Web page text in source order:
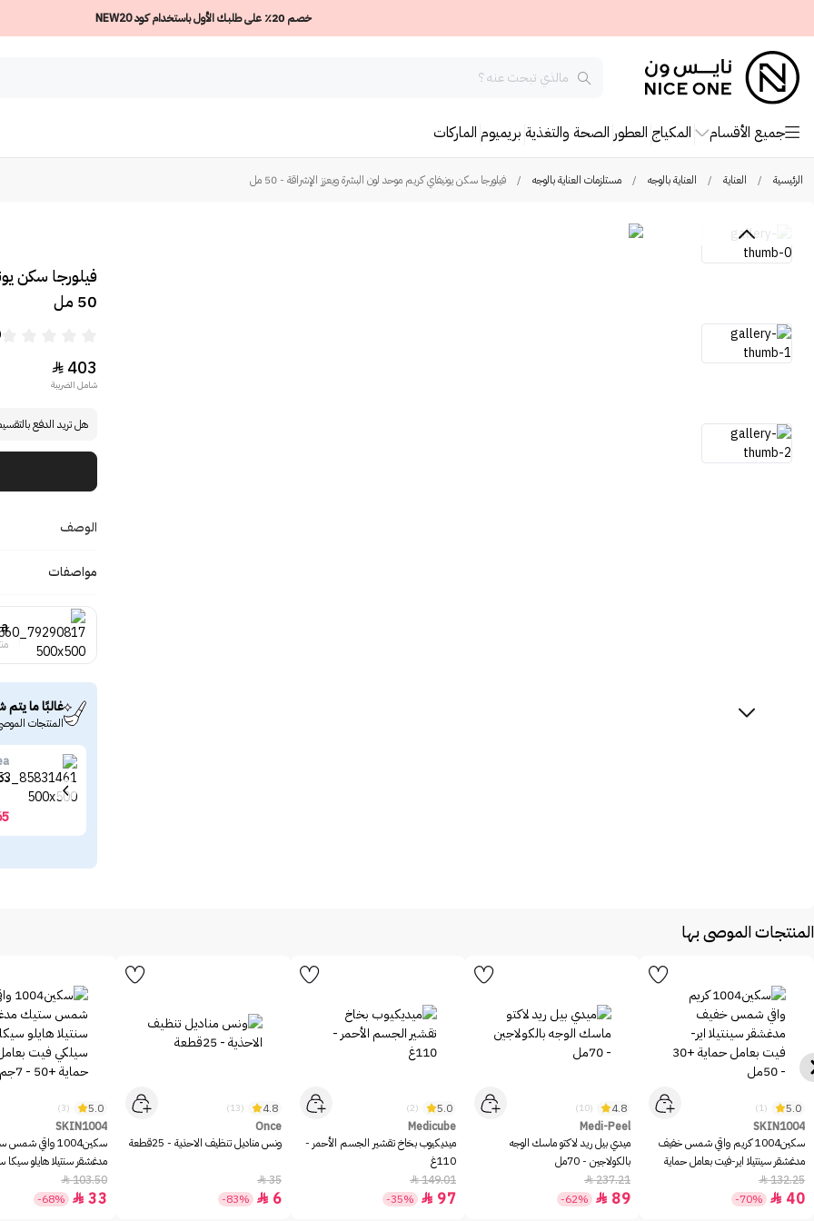
خصم 20٪ على طلبك الأول باستخدام كود NEW20
جميع الأقسام المكياج العطور الصحة والتغذية بريميوم الماركات
الرئيسية / العناية / العناية بالوجه / مستلزمات العناية بالوجه / فيلورجا سكن يونيفاي كريم موحد لون البشرة ويعزز الإشراقة - 50 مل
فيلورجا سكن
50 مل
403

شامل الضريبة
هل تريد الدفع
الوصف
مواصفات
غالبًا ما يتم
المنتجات
دكتور
المنتجات الموصى بها
5.0
(1)
SKIN1004
سكين1004 كريم واقي شمس خفيف
مدغشقر سينتيلا اير-فيت بعامل حماية
+30 - 50مل
132.25

40

-70%
4.8
(10)
Medi-Peel
ميدي بيل ريد لاكتو ماسك الوجه
بالكولاجين - 70مل
237.21

89

-62%
5.0
(2)
Medicube
ميديكيوب بخاخ تقشير الجسم الأحمر -
110غ
149.01

97

-35%
4.8
(13)
Once
ونس مناديل تنظيف الاحذية - 25قطعة
35

6

-83%
5.0
(3)
SKIN1004
سكين1004 واقي
مدغشقر سنتيلا هايلو
بعامل حماية +50 - 7جم
103.50

33

-68%